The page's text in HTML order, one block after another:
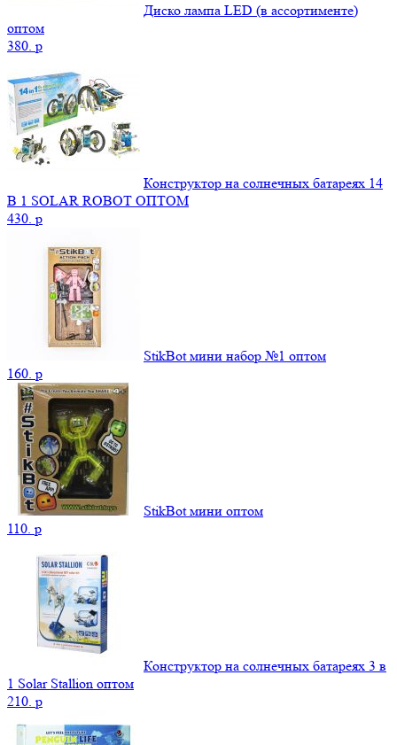
Диско лампа LED (в ассортименте)
оптом
380. p
Конструктор на солнечных батареях 14
В 1 SOLAR ROBOT ОПТОМ
430. p
StikBot мини набор №1 оптом
160. p
StikBot мини оптом
110. p
Конструктор на солнечных батареях 3 в
1 Solar Stallion оптом
210. p